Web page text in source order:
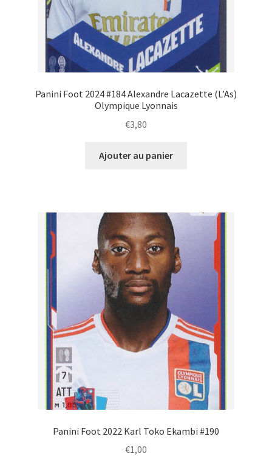
Panini Foot 2024 #184 Alexandre Lacazette (L’As)
Olympique Lyonnais
€3,80
Ajouter au panier
Panini Foot 2022 Karl Toko Ekambi #190
€1,00